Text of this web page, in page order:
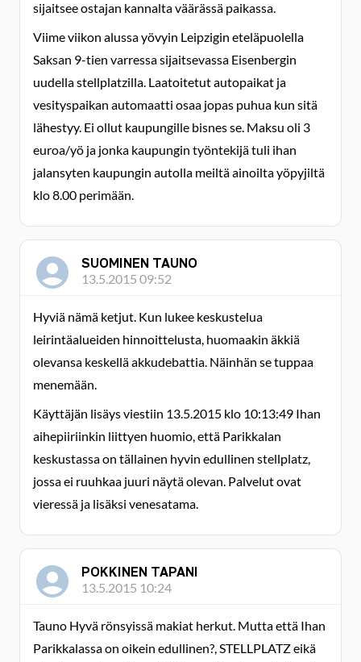
sijaitsee ostajan kannalta väärässä paikassa.
Viime viikon alussa yövyin Leipzigin eteläpuolella
Saksan 9-tien varressa sijaitsevassa Eisenbergin
uudella stellplatzilla. Laatoitetut autopaikat ja
vesityspaikan automaatti osaa jopas puhua kun sitä
lähestyy. Ei ollut kaupungille bisnes se. Maksu oli 3
euroa/yö ja jonka kaupungin työntekijä tuli ihan
jalansyten kaupungin autolla meiltä ainoilta yöpyjiltä
klo 8.00 perimään.
SUOMINEN TAUNO
13.5.2015 09:52
Hyviä nämä ketjut. Kun lukee keskustelua
leirintäalueiden hinnoittelusta, huomaakin äkkiä
olevansa keskellä akkudebattia. Näinhän se tuppaa
menemään.
Käyttäjän lisäys viestiin 13.5.2015 klo 10:13:49 Ihan
aihepiiriinkin liittyen huomio, että Parikkalan
keskustassa on tällainen hyvin edullinen stellplatz,
jossa ei ruuhkaa juuri näytä olevan. Palvelut ovat
vieressä ja lisäksi venesatama.
POKKINEN TAPANI
13.5.2015 10:24
Tauno Hyvä rönsyissä makiat herkut. Mutta että Ihan
Parikkalassa on oikein edullinen?, STELLPLATZ eikä